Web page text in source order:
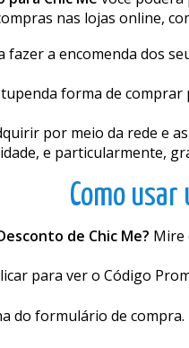
nas lojas online,
a encomenda dos
forma de
por meio da rede e
e particularmente,
Como usar
de Chic Me? Mire
para ver o Código
do formulário de compra.